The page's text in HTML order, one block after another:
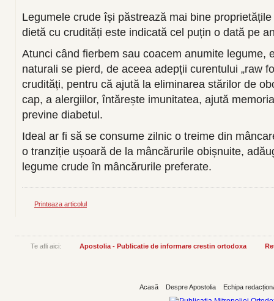
Legumele crude își păstrează mai bine
dietă cu crudități este indicată cel puțin o dată pe
Atunci când fierbem sau coacem anumite legume,
naturali se pierd, de aceea adepții curentului „raw
crudități, pentru că ajută la eliminarea stărilor de
cap, a alergiilor, întărește imunitatea, ajută
previne diabetul.
Ideal ar fi să se consume zilnic o treime din
o tranziție ușoară de la mâncărurile obișnuite,
legume crude în mâncărurile preferate.
Printeaza articolul
Te afli aici: Apostolia - Publicatie de informare crestin ortodoxa
Acasă Despre Apostolia Echipa